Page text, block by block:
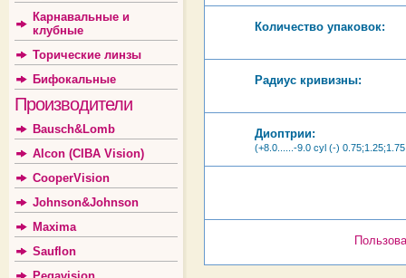
Карнавальные и
клубные
Торические линзы
Бифокальные
Производители
Bausch&Lomb
Alcon (CIBA Vision)
CooperVision
Johnson&Johnson
Maxima
Sauflon
Количество упаковок:
Радиус кривизны:
Диоптрии:
(+8.0......-9.0 cyl (-)